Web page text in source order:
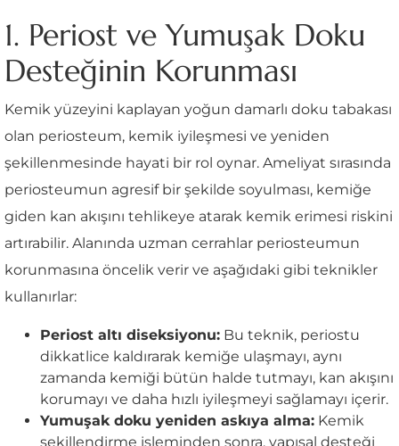
1. Periost ve Yumuşak Doku
Desteğinin Korunması
Kemik yüzeyini kaplayan yoğun damarlı doku tabakası
olan periosteum, kemik iyileşmesi ve yeniden
şekillenmesinde hayati bir rol oynar. Ameliyat sırasında
periosteumun agresif bir şekilde soyulması, kemiğe
giden kan akışını tehlikeye atarak kemik erimesi riskini
artırabilir. Alanında uzman cerrahlar periosteumun
korunmasına öncelik verir ve aşağıdaki gibi teknikler
kullanırlar:
Periost altı diseksiyonu: Bu teknik, periostu
dikkatlice kaldırarak kemiğe ulaşmayı, aynı
zamanda kemiği bütün halde tutmayı, kan akışını
korumayı ve daha hızlı iyileşmeyi sağlamayı içerir.
Yumuşak doku yeniden askıya alma: Kemik
şekillendirme işleminden sonra, yapısal desteği